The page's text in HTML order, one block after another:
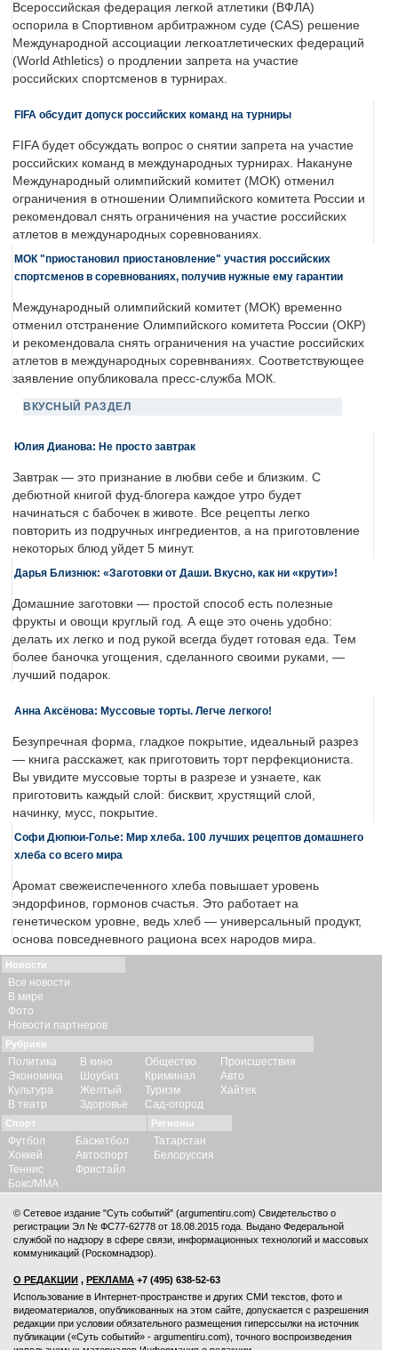
Всероссийская федерация легкой атлетики (ВФЛА)
оспорила в Спортивном арбитражном суде (CAS) решение
Международной ассоциации легкоатлетических федераций
(World Athletics) о продлении запрета на участие
российских спортсменов в турнирах.
FIFA обсудит допуск российских команд на турниры
FIFA будет обсуждать вопрос о снятии запрета на участие
российских команд в международных турнирах. Накануне
Международный олимпийский комитет (МОК) отменил
ограничения в отношении Олимпийского комитета России и
рекомендовал снять ограничения на участие российских
атлетов в международных соревнованиях.
МОК "приостановил приостановление" участия российских
спортсменов в соревнованиях, получив нужные ему гарантии
Международный олимпийский комитет (МОК) временно
отменил отстранение Олимпийского комитета России (ОКР)
и рекомендовала снять ограничения на участие российских
атлетов в международных соревнваниях. Соответствующее
заявление опубликовала пресс-служба МОК.
ВКУСНЫЙ РАЗДЕЛ
Юлия Дианова: Не просто завтрак
Завтрак — это признание в любви себе и близким. С
дебютной книгой фуд-блогера каждое утро будет
начинаться с бабочек в животе. Все рецепты легко
повторить из подручных ингредиентов, а на приготовление
некоторых блюд уйдет 5 минут.
Дарья Близнюк: «Заготовки от Даши. Вкусно, как ни «крути»!
Домашние заготовки — простой способ есть полезные
фрукты и овощи круглый год. А еще это очень удобно:
делать их легко и под рукой всегда будет готовая еда. Тем
более баночка угощения, сделанного своими руками, —
лучший подарок.
Анна Аксёнова: Муссовые торты. Легче легкого!
Безупречная форма, гладкое покрытие, идеальный разрез
— книга расскажет, как приготовить торт перфекциониста.
Вы увидите муссовые торты в разрезе и узнаете, как
приготовить каждый слой: бисквит, хрустящий слой,
начинку, мусс, покрытие.
Софи Дюпюи-Голье: Мир хлеба. 100 лучших рецептов домашнего
хлеба со всего мира
Аромат свежеиспеченного хлеба повышает уровень
эндорфинов, гормонов счастья. Это работает на
генетическом уровне, ведь хлеб — универсальный продукт,
основа повседневного рациона всех народов мира.
Новости
Все новости
В мире
Фото
Новости партнеров
Рубрики
Политика
Экономика
Культура
В театр
В кино
Шоубиз
Желтый
Здоровье
Общество
Криминал
Туризм
Сад-огород
Происшествия
Авто
Хайтек
Спорт
Футбол
Хоккей
Теннис
Бокс/ММА
Баскетбол
Автоспорт
Фристайл
Регионы
Татарстан
Белоруссия
© Сетевое издание "Суть событий" (argumentiru.com) Свидетельство о
регистрации Эл № ФС77-62778 от 18.08.2015 года. Выдано Федеральной
службой по надзору в сфере связи, информационных технологий и массовых
коммуникаций (Роскомнадзор).
О РЕДАКЦИИ , РЕКЛАМА +7 (495) 638-52-63
Использование в Интернет-пространстве и других СМИ текстов, фото и
видеоматериалов, опубликованных на этом сайте, допускается с разрешения
редакции при условии обязательного размещения гиперссылки на источник
публикации («Суть событий» - argumentiru.com), точного воспроизведения